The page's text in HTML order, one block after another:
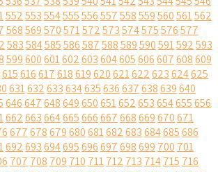
552553554555556557558559560561562
568569570571572573574575576577
583584585586587588589590591592593
599600601602603604605606607608609
615616617618619620621622623624625
631632633634635636637638639640
646647648649650651652653654655656
662663664665666667668669670671
677678679680681682683684685686
692693694695696697698699 700 701
707 708 709 710 711712 713 714715 716